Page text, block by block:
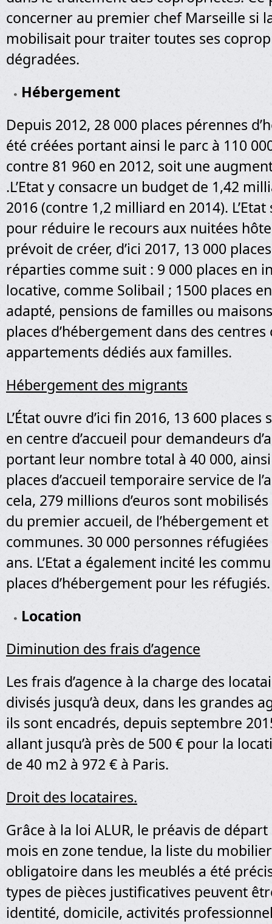
concerner au premier chef Marseille si
mobilisait pour traiter toutes ses
dégradées.
Hébergement
Depuis 2012, 28 000 places pérennes
été créées portant ainsi le parc à 110
contre 81 960 en 2012, soit une
.L’Etat y consacre un budget de 1,42
2016 (contre 1,2 milliard en 2014). L’Etat
pour réduire le recours aux nuitées
prévoit de créer, d’ici 2017, 13 000
réparties comme suit : 9 000 places en
locative, comme Solibail ; 1500 places
adapté, pensions de familles ou
places d’hébergement dans des centres
appartements dédiés aux familles.
Hébergement des migrants
L’État ouvre d’ici fin 2016, 13 600
en centre d’accueil pour demandeurs
portant leur nombre total à 40 000,
places d’accueil temporaire service de
cela, 279 millions d’euros sont
du premier accueil, de l’hébergement et
communes. 30 000 personnes
ans. L’Etat a également incité les
places d’hébergement pour les réfugiés.
Location
Diminution des frais d’agence
Les frais d’agence à la charge des
divisés jusqu’à deux, dans les grandes
ils sont encadrés, depuis septembre
allant jusqu’à près de 500 € pour la
de 40 m2 à 972 € à Paris.
Droit des locataires.
Grâce à la loi ALUR, le préavis de
mois en zone tendue, la liste du
obligatoire dans les meublés a été
types de pièces justificatives peuvent
identité, domicile, activités